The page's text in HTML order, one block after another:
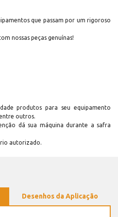
que passam por um rigoroso
nossas peças genuínas!
produtos para seu equipamento
outros.
dá sua máquina durante a safra
autorizado.
Desenhos da Aplicação